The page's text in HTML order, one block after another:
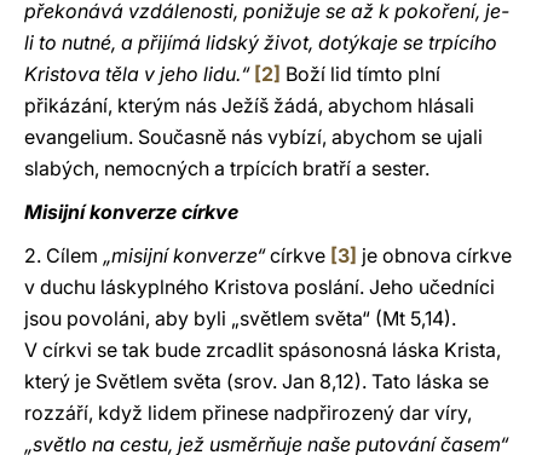
překonává vzdálenosti, ponižuje se až k pokoření, je-
li to nutné, a přijímá lidský život, dotýkaje se trpícího
Kristova těla v jeho lidu.“ [2] Boží lid tímto plní
přikázání, kterým nás Ježíš žádá, abychom hlásali
evangelium. Současně nás vybízí, abychom se ujali
slabých, nemocných a trpících bratří a sester.
Misijní konverze církve
2. Cílem „misijní konverze“církve [3] je obnova církve
v duchu láskyplného Kristova poslání. Jeho učedníci
jsou povoláni, aby byli „světlem světa“ (Mt 5,14).
V církvi se tak bude zrcadlit spásonosná láska Krista,
který je Světlem světa (srov. Jan 8,12). Tato láska se
rozzáří, když lidem přinese nadpřirozený dar víry,
„světlo na cestu, jež usměrňuje naše putování časem“